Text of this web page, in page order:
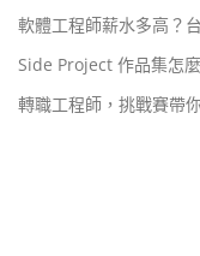
軟體工程師薪水多高？
Side Project 作品集怎
轉職工程師，挑戰賽帶